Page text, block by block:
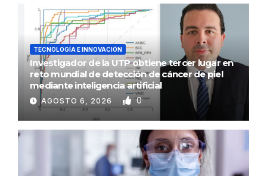
TECNOLOGÍA E INNOVACIÓN
Investigador de la UTP obtiene tercer lugar en
reto mundial de detección de cáncer de piel
mediante inteligencia artificial
AGOSTO 6, 2026 0